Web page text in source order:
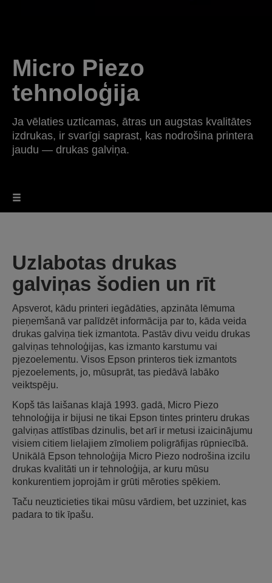
Micro Piezo
tehnoloģija
Ja vēlaties uzticamas, ātras un augstas kvalitātes
izdrukas, ir svarīgi saprast, kas nodrošina printera
jaudu — drukas galviņa.
Uzlabotas drukas
galviņas šodien un rīt
Apsverot, kādu printeri iegādāties, apzināta lēmuma
pieņemšanā var palīdzēt informācija par to, kāda veida
drukas galviņa tiek izmantota. Pastāv divu veidu drukas
galviņas tehnoloģijas, kas izmanto karstumu vai
pjezoelementu. Visos Epson printeros tiek izmantots
pjezoelements, jo, mūsuprāt, tas piedāvā labāko
veiktspēju.
Kopš tās laišanas klajā 1993. gadā, Micro Piezo
tehnoloģija ir bijusi ne tikai Epson tintes printeru drukas
galviņas attīstības dzinulis, bet arī ir metusi izaicinājumu
visiem citiem lielajiem zīmoliem poligrāfijas rūpniecībā.
Unikālā Epson tehnoloģija Micro Piezo nodrošina izcilu
drukas kvalitāti un ir tehnoloģija, ar kuru mūsu
konkurentiem joprojām ir grūti mēroties spēkiem.
Taču neuzticieties tikai mūsu vārdiem, bet uzziniet, kas
padara to tik īpašu.